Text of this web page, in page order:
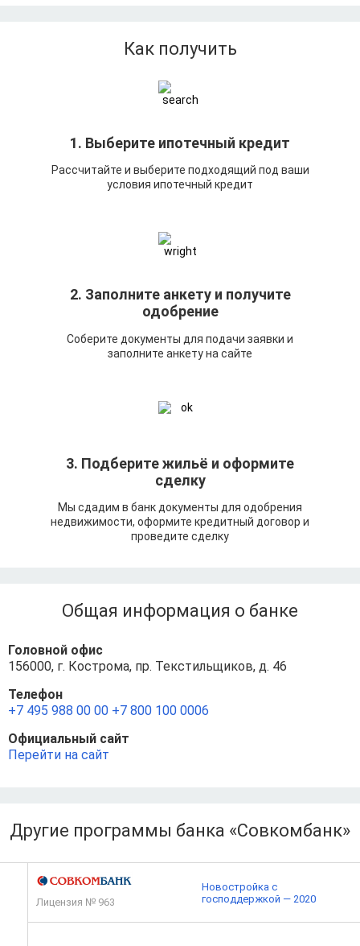
Как получить
1. Выберите ипотечный кредит
Рассчитайте и выберите подходящий под ваши
условия ипотечный кредит
2. Заполните анкету и получите
одобрение
Соберите документы для подачи заявки и
заполните анкету на сайте
3. Подберите жильё и оформите
сделку
Мы сдадим в банк документы для одобрения
недвижимости, оформите кредитный договор и
проведите сделку
Общая информация о банке
Головной офис
156000, г. Кострома, пр. Текстильщиков, д. 46
Телефон
+7 495 988 00 00 +7 800 100 0006
Официальный сайт
Перейти на сайт
Другие программы банка «Совкомбанк»
Лицензия № 963
Новостройка с
господдержкой — 2020